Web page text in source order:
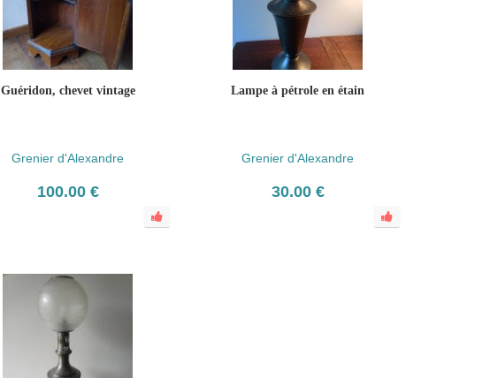
Guéridon, chevet vintage
Grenier d'Alexandre
100.00 €
Lampe à pétrole en étain
Grenier d'Alexandre
30.00 €